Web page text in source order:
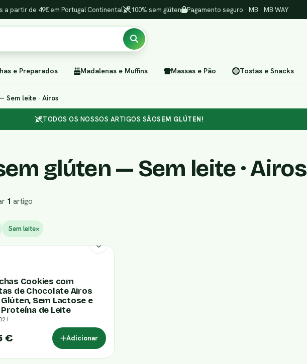
a partir de 49€ em Portugal Continental 100% sem glúten Pagamento seguro · MB · MB WAY
e Preparados Madalenas e Muffins Massas e Pão Tostas e Snacks
Sem leite · Airos
TODOS OS NOSSOS ARTIGOS SÃOSEM GLÚTEN!
glúten — Sem leite · Airos
1 artigo
Sem leite×
Cookies com
de Chocolate Airos
Glúten, Sem Lactose e
Proteína de Leite
€ Adicionar